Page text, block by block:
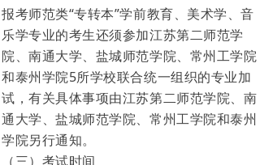
报考师范类“专转本”学前教育、美术学、音
乐学专业的考生还须参加江苏第二师范学
院、南通大学、盐城师范学院、常州工学院
和泰州学院5所学校联合统一组织的专业加
试，有关具体事项由江苏第二师范学院、南
通大学、盐城师范学院、常州工学院和泰州
学院另行通知。
（三）考试时间